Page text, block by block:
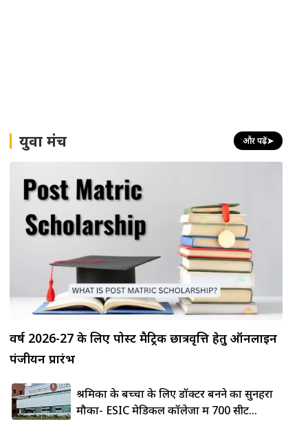
युवा मंच और पढ़ें➤
वर्ष 2026-27 के लिए पोस्ट मैट्रिक छात्रवृत्ति हेतु ऑनलाइन
पंजीयन प्रारंभ
श्रमिकों के बच्चों के लिए डॉक्टर बनने का सुनहरा
मौका- ESIC मेडिकल कॉलेजों में 700 सीटें...